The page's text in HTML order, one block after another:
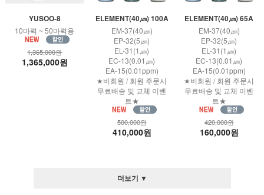
YUSOO-8
10마력 ~ 50마력용
1,365,000원
1,365,000원
ELEMENT(40㎛) 100A
EM-37(40㎛)
EP-32(5㎛)
EL-31(1㎛)
EC-13(0.01㎛)
EA-15(0.01ppm)
★비회원 / 회원 주문시
무료배송 및 교체 이벤
트★
500,000원
410,000원
ELEMENT(40㎛) 65A
EM-37(40㎛)
EP-32(5㎛)
EL-31(1㎛)
EC-13(0.01㎛)
EA-15(0.01ppm)
★비회원 / 회원 주문시
무료배송 및 교체 이벤
트★
420,000원
160,000원
더보기 ▼